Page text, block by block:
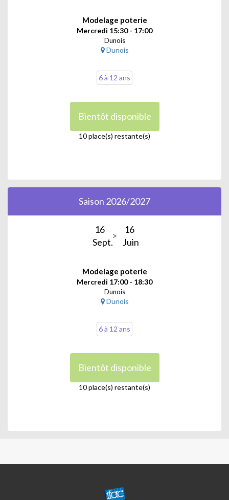
Modelage poterie
Mercredi 15:30 - 17:00
Dunois
Dunois
6 à 12 ans
Bientôt disponible
10 place(s) restante(s)
Saison 2026/2027
16
Sept.
16
Juin
Modelage poterie
Mercredi 17:00 - 18:30
Dunois
Dunois
6 à 12 ans
Bientôt disponible
10 place(s) restante(s)
CENTRE